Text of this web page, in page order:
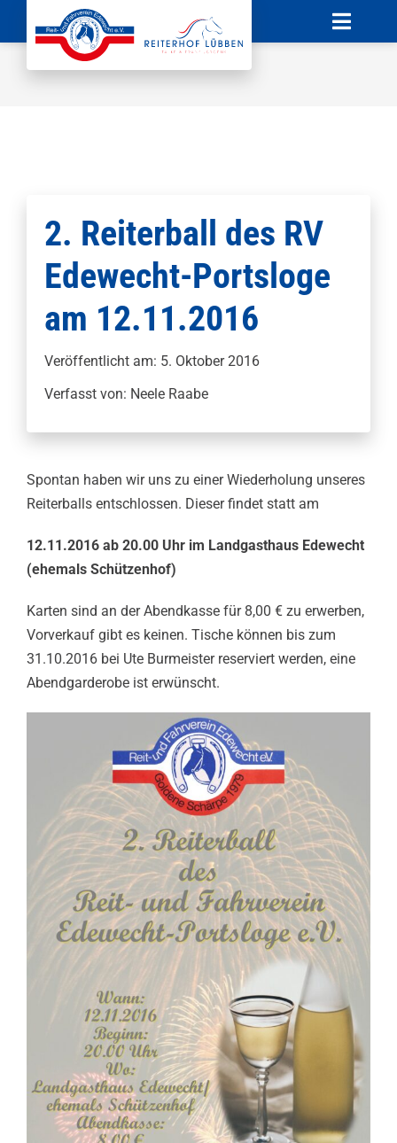
Toggle
Startseite
Boxenvermietung
Sponsoren
Kontakt
2. Reiterball des RV
Edewecht-Portsloge
am 12.11.2016
Veröffentlicht am: 5. Oktober 2016
Verfasst von: Neele Raabe
Spontan haben wir uns zu einer Wiederholung unseres
Reiterballs entschlossen. Dieser findet statt am
12.11.2016 ab 20.00 Uhr im Landgasthaus Edewecht
(ehemals Schützenhof)
Karten sind an der Abendkasse für 8,00 € zu erwerben,
Vorverkauf gibt es keinen. Tische können bis zum
31.10.2016 bei Ute Burmeister reserviert werden, eine
Abendgarderobe ist erwünscht.